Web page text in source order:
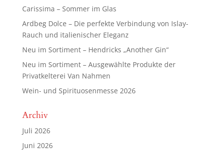
Carissima – Sommer im Glas
Ardbeg Dolce – Die perfekte Verbindung von Islay-
Rauch und italienischer Eleganz
Neu im Sortiment – Hendricks „Another Gin“
Neu im Sortiment – Ausgewählte Produkte der
Privatkelterei Van Nahmen
Wein- und Spirituosenmesse 2026
Archiv
Juli 2026
Juni 2026